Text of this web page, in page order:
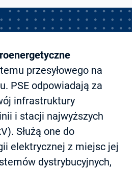
przesyłowego na
PSE odpowiadają za
infrastruktury
i stacji najwyższych
Służą one do
elektrycznej z miejsc jej
dystrybucyjnych,